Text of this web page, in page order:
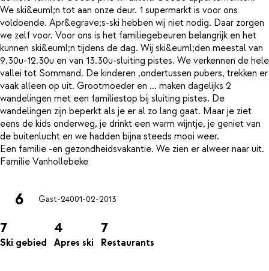
We ski&euml;n tot aan onze deur. 1 supermarkt is voor ons
voldoende. Apr&egrave;s-ski hebben wij niet nodig. Daar zorgen
we zelf voor. Voor ons is het familiegebeuren belangrijk en het
kunnen ski&euml;n tijdens de dag. Wij ski&euml;den meestal van
9.30u-12.30u en van 13.30u-sluiting pistes. We verkennen de hele
vallei tot Sommand. De kinderen ,ondertussen pubers, trekken er
vaak alleen op uit. Grootmoeder en ... maken dagelijks 2
wandelingen met een familiestop bij sluiting pistes. De
wandelingen zijn beperkt als je er al zo lang gaat. Maar je ziet
eens de kids onderweg, je drinkt een warm wijntje, je geniet van
de buitenlucht en we hadden bijna steeds mooi weer.
Een familie -en gezondheidsvakantie. We zien er alweer naar uit.
6 Gast-24001-02-2013
7
Ski gebied
4
Apres ski
7
Restaurants